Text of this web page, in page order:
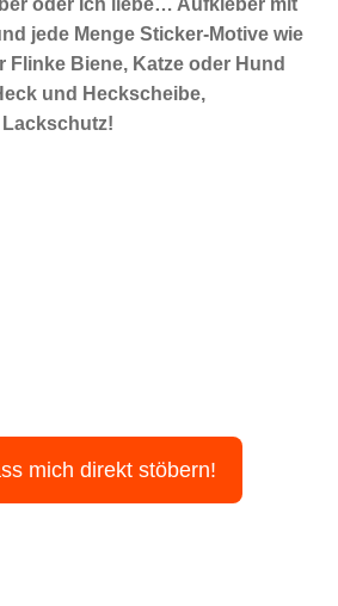
oder Ich liebe… Aufkleber mit
jede Menge Sticker-Motive wie
Flinke Biene, Katze oder Hund
und Heckscheibe,
mich direkt stöbern!